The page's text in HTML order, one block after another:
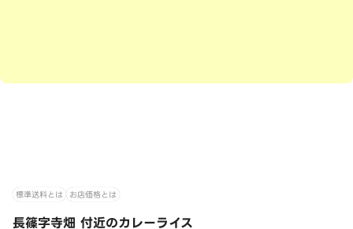
標準送料とは お店価格とは
長篠字寺畑 付近のカレーライス